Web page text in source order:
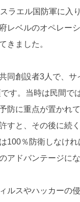
ラエル国防軍に入
レベルのオペレー
きました。
同創設者3人で、サ
す。当時は民間で
防に重点が置かれ
すと、その後に続
100％防衛しなけ
アドバンテージにな
ルスやハッカーの